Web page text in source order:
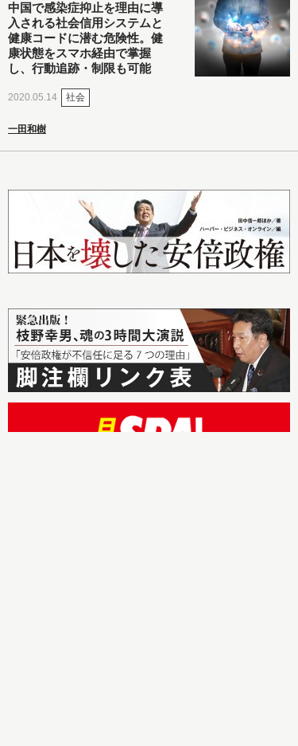
中国で感染症抑止を理由に導
入される社会信用システムと
健康コードに潜む危険性。健
康状態をスマホ経由で掌握
し、行動追跡・制限も可能
2020.05.14 社会
一田和樹